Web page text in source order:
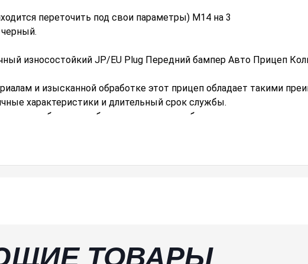
переточить под свои параметры) M14 на 3
износостойкий JP/EU Plug Передний бампер Авто Прицеп
и изысканной обработке этот прицеп обладает такими
характеристики и длительный срок службы.
безопасно буксировать автомобиль, не повредив
и используйте напрямую.
ТОВАРЫ